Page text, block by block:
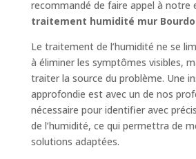
recommandé de faire appel à notre
traitement humidité mur
Le traitement de l’humidité ne se
à éliminer les symptômes visibles,
traiter la source du problème. Une
approfondie est avec un de nos
nécessaire pour identifier avec
de l’humidité, ce qui permettra de
solutions adaptées.